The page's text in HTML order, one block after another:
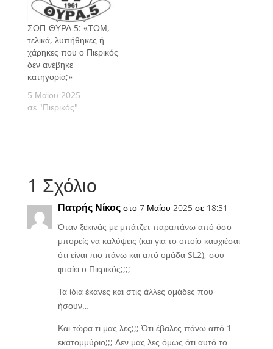
ΣΟΠ-ΘΥΡΑ 5: «ΤΟΜ,
τελικά, λυπήθηκες ή
χάρηκες που ο Πιερικός
δεν ανέβηκε
κατηγορία;»
5 Μαΐου 2025
σε "Πιερικός"
1 Σχόλιο
Πατρής Νίκος στο 7 Μαΐου 2025 σε 18:31
Όταν ξεκινάς με μπάτζετ παραπάνω από όσο
μπορείς να καλύψεις (και για το οποίο καυχιέσαι
ότι είναι πιο πάνω και από ομάδα SL2), σου
φταίει ο Πιερικός;;;;
Τα ίδια έκανες και στις άλλες ομάδες που
ήσουν…
Και τώρα τι μας λες;;; Ότι έβαλες πάνω από 1
εκατομμύριο;;; Δεν μας λες όμως ότι αυτό το